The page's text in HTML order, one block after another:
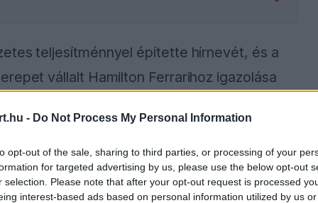
- Do Not Process My Personal Information
opt-out of the sale, sharing to third parties, or processing of your
for targeted advertising by us, please use the below opt-out
selection. Please note that after your opt-out request is processed
interest-based ads based on personal information utilized by us
teljesítménnyel építette hírnevét, és a
vállalt Hamilton Ferrarihoz igazolása
Brackleyben, meghosszabbítási
a pletykák szerint Toto Wolff
a német márkánál.
értékelik a 27 éves versenyzőt, és